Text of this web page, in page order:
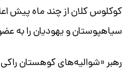
کوکلوس کلان از چند ماه پیش
سیاهپوستان و یهودیان را به
رهبر «شوالیه‌های کوهستان